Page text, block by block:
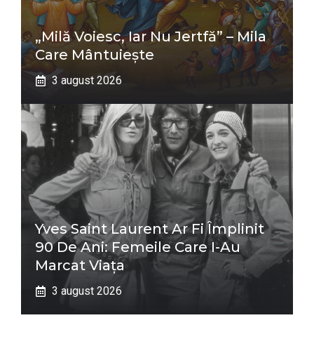
„Milă Voiesc, Iar Nu Jertfă” – Mila
Care Mântuiește
3 august 2026
Yves Saint Laurent Ar Fi Împlinit
90 De Ani: Femeile Care I-Au
Marcat Viața
3 august 2026